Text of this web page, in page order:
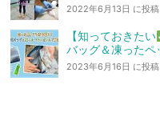
2022年6月13日 に投
【知っておきたい
バッグ＆凍ったペ
2023年6月16日 に投